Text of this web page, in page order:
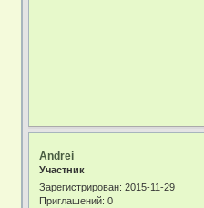
Andrei
Участник
Зарегистрирован: 2015-11-29
Приглашений: 0